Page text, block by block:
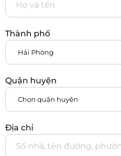
Thành phố
Quận huyện
Địa chỉ